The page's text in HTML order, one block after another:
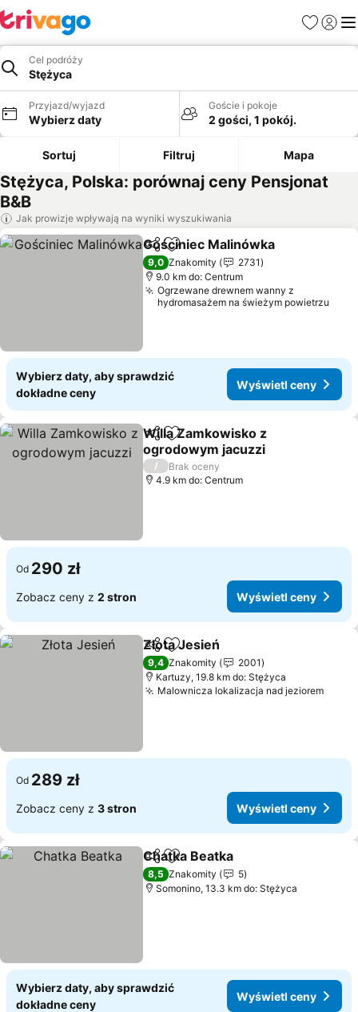
Ulubione
Cel podróży
Stężyca
Przyjazd/wyjazd
Wybierz daty
Goście i pokoje
2 gości, 1 pokój.
Sortuj Filtruj Mapa
Stężyca, Polska: porównaj ceny Pensjonat
B&B
Jak prowizje wpływają na wyniki wyszukiwania
Udostępnij
Dodaj do ulubionych
Gościniec Malinówka
9,0 Znakomity
2731
9.0 km do: Centrum
Ogrzewane drewnem wanny z
hydromasażem na świeżym powietrzu
Wybierz daty, aby sprawdzić
dokładne ceny
Wyświetl ceny
Udostępnij
Dodaj do ulubionych
Willa Zamkowisko z
ogrodowym jacuzzi
/
Brak oceny
4.9 km do: Centrum
Od 290 zł
Zobacz ceny z 2 stron Wyświetl ceny
Udostępnij
Dodaj do ulubionych
Złota Jesień
9,4 Znakomity
2001
Kartuzy, 19.8 km do: Stężyca
Malownicza lokalizacja nad jeziorem
Od 289 zł
Zobacz ceny z 3 stron Wyświetl ceny
Udostępnij
Dodaj do ulubionych
Chatka Beatka
8,5 Znakomity
5
Somonino, 13.3 km do: Stężyca
Wybierz daty, aby sprawdzić
dokładne ceny
Wyświetl ceny